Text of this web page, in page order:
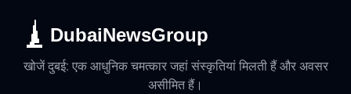
DubaiNewsGroup
खोजें दुबई: एक आधुनिक चमत्कार जहां संस्कृतियां मिलती हैं और अवसर
असीमित हैं।